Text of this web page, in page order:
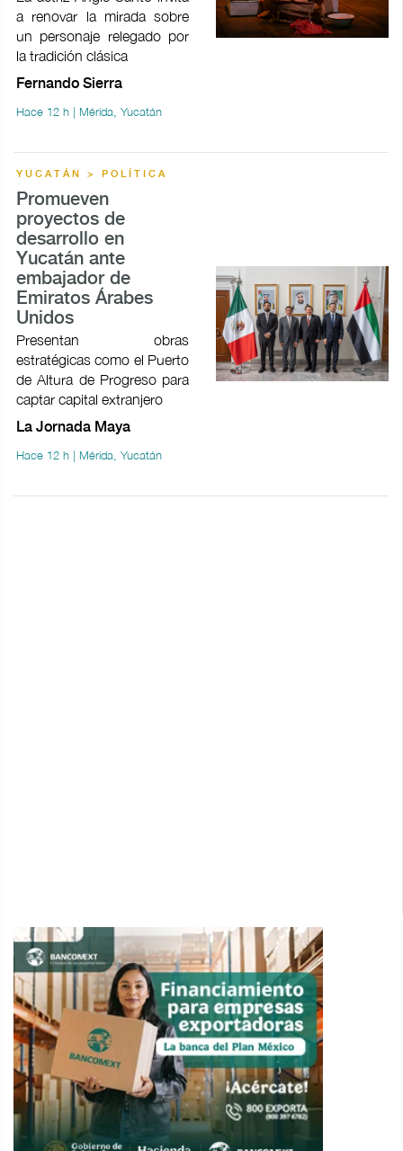
a renovar la mirada sobre
un personaje relegado por
la tradición clásica
Fernando Sierra
Hace 12 h | Mérida, Yucatán
YUCATÁN > POLÍTICA
Promueven
proyectos de
desarrollo en
Yucatán ante
embajador de
Emiratos Árabes
Unidos
Presentan obras
estratégicas como el Puerto
de Altura de Progreso para
captar capital extranjero
La Jornada Maya
Hace 12 h | Mérida, Yucatán